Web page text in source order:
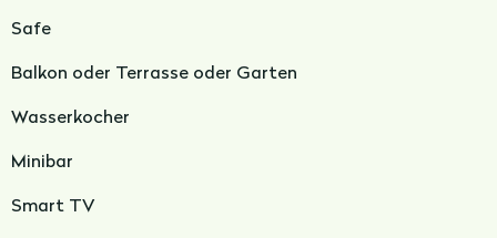
Safe
Balkon oder Terrasse oder Garten
Wasserkocher
Minibar
Smart TV